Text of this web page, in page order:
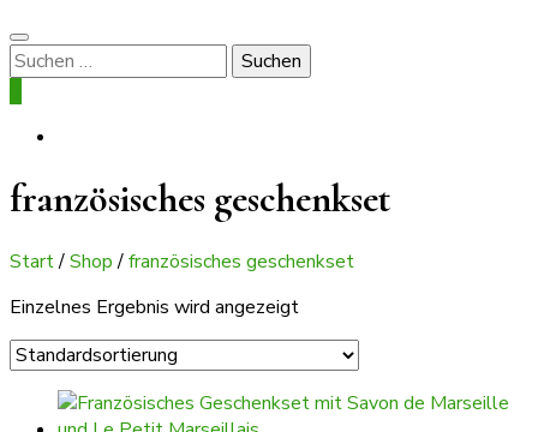
Suchen
nach:
französisches geschenkset
Start/Shop /französisches geschenkset
Einzelnes Ergebnis wird angezeigt